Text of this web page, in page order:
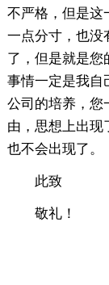
不严格，但是这
一点分寸，也没
了，但是就是您
事情一定是我自
公司的培养，您
由，思想上出现
也不会出现了。
此致
敬礼！